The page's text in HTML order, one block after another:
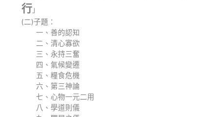
行 」
(二)子題：
一、善的認知
二、清心寡欲
三、永持三奮
四、氣候變遷
五、糧食危機
六、第三神論
七、心物一元二用
八、學道則儀